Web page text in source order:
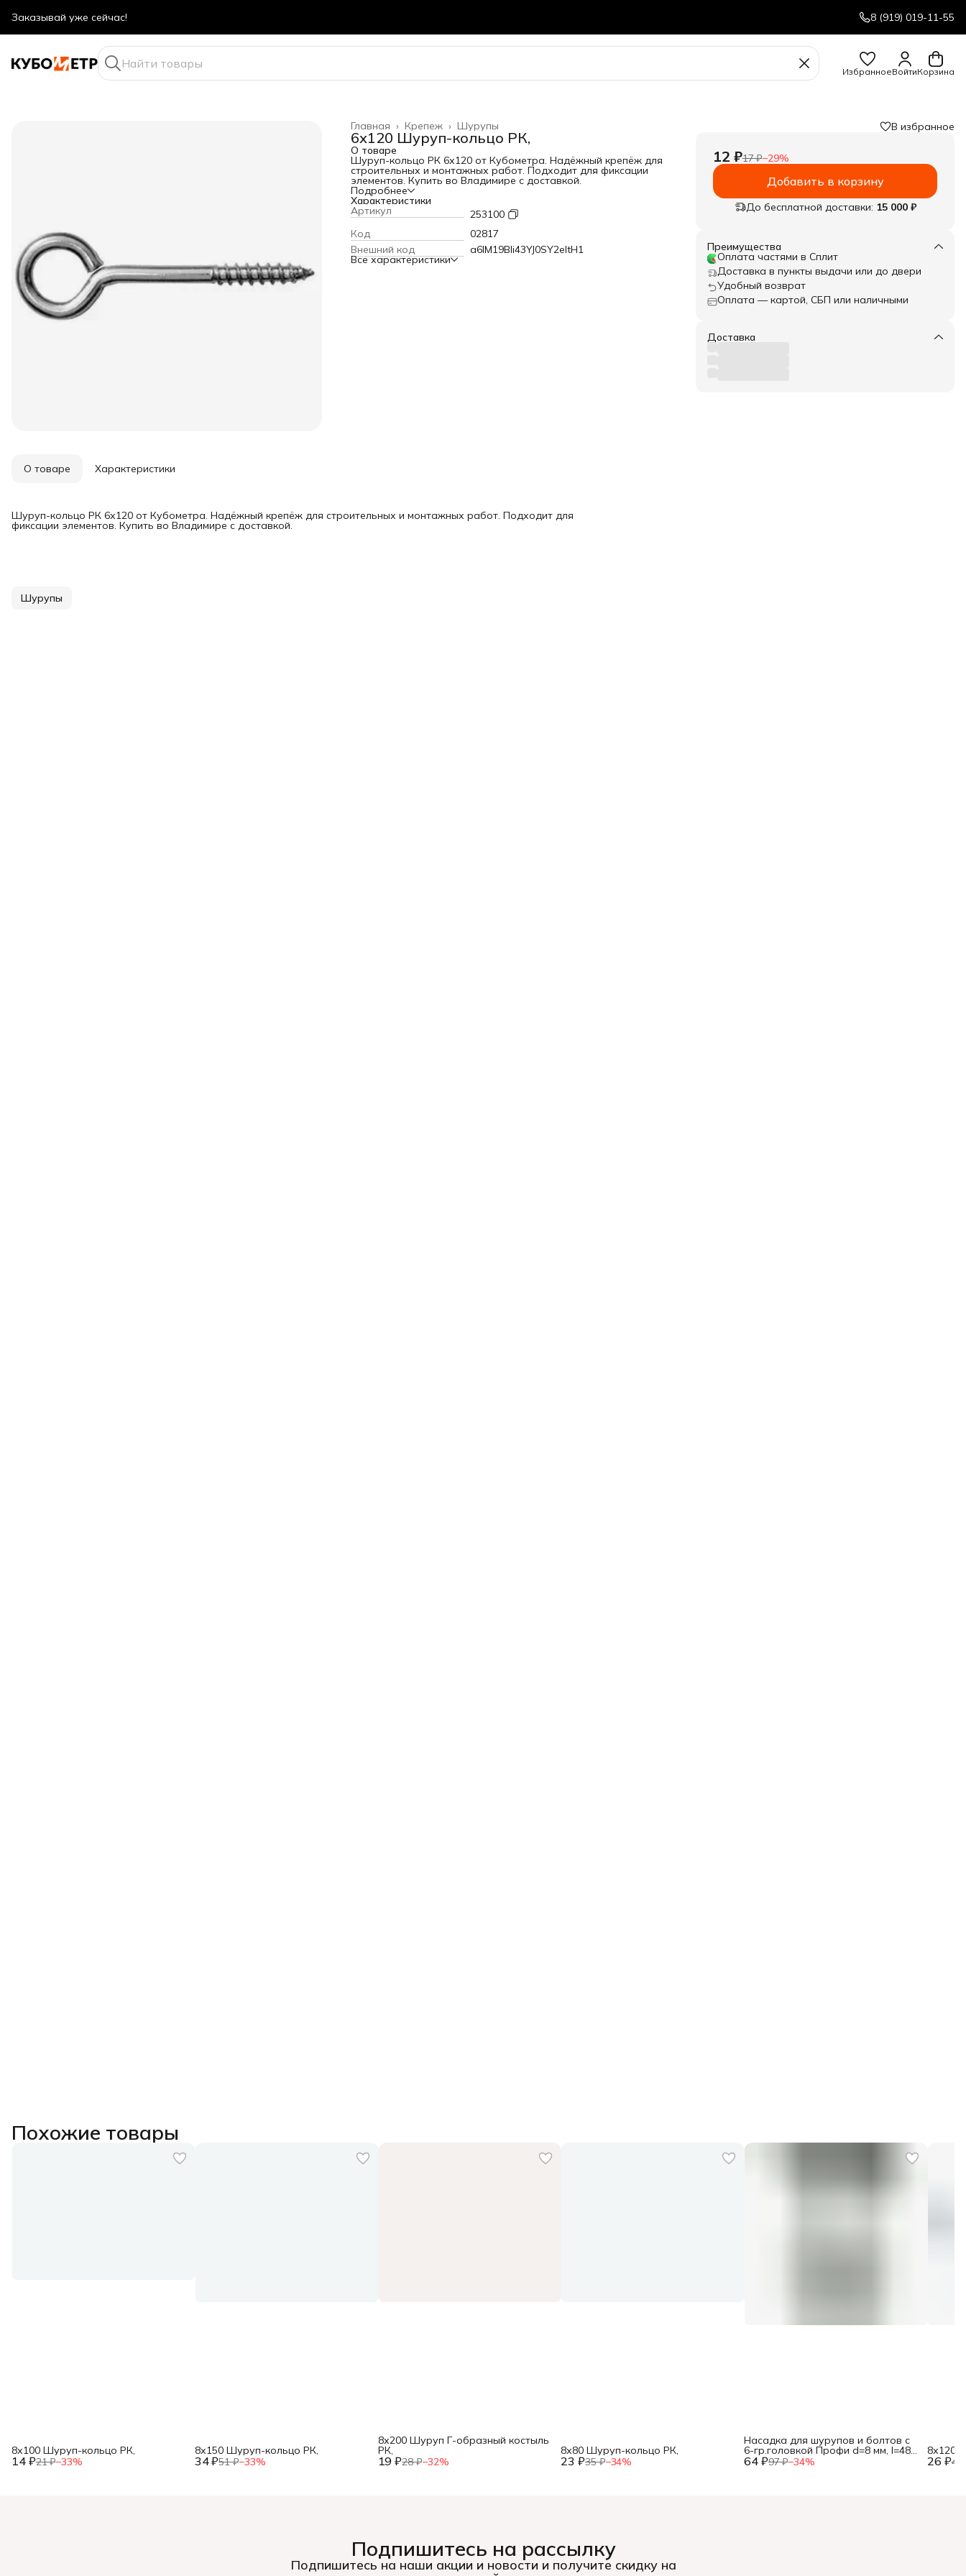
Оптовые цены даже для физ. лиц 8 (919) 019-11-55
ИзбранноеВойтиКорзина
Шурупы
Крепеж ›
Главная ›
6х120 Шуруп-кольцо РК,
О товаре
Шуруп-кольцо РК 6х120 от Кубометра. Надёжный крепёж для
строительных и монтажных работ. Подходит для фиксации
элементов. Купить во Владимире с доставкой.
Подробнее
Характеристики
Артикул
253100
Код
02817
Внешний код
a6lM19BIi43YJ0SY2eltH1
Все характеристики
В избранное
12 ₽17 ₽−29%
Добавить в корзину
До бесплатной доставки: 15 000 ₽
Преимущества
Оплата частями в Сплит
Доставка в пункты выдачи или до двери
Удобный возврат
Оплата — картой, СБП или наличными
Доставка
О товаре Характеристики
Шуруп-кольцо РК 6х120 от Кубометра. Надёжный крепёж для строительных и монтажных работ. Подходит для
фиксации элементов. Купить во Владимире с доставкой.
Шурупы
Похожие товары
14 ₽21 ₽−33%
8х100 Шуруп-кольцо РК,
34 ₽51 ₽−33%
8х150 Шуруп-кольцо РК,
19 ₽28 ₽−32%
8х200 Шуруп Г-образный костыль
РК,
23 ₽35 ₽−34%
8х80 Шуруп-кольцо РК,
64 ₽97 ₽−34%
Насадка для шурупов и болтов с
6-гр.головкой Профи d=8 мм, l=48
мм 26 ₽40
8х120
Подпишитесь на рассылку
Подпишитесь на наши акции и новости и получите скидку на